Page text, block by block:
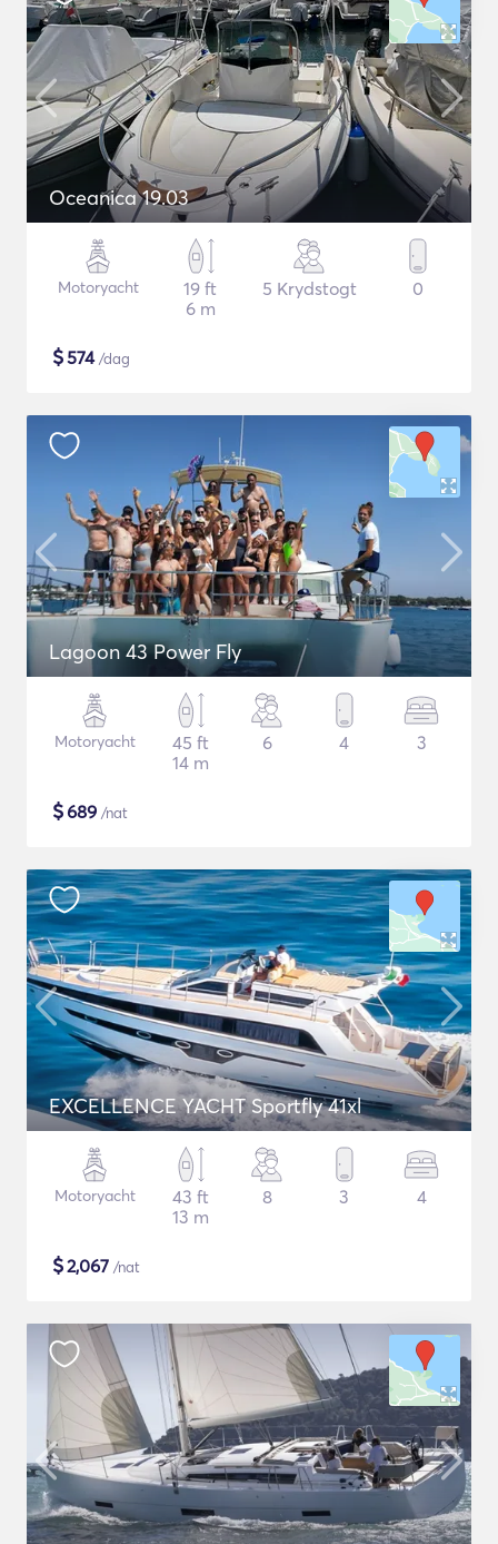
Oceanica 19.03
Motoryacht
19 ft
6 m
5 Krydstogt 0
$574/dag
Lagoon 43 Power Fly
Motoryacht
45 ft
14 m
6 4 3
$689 /nat
EXCELLENCE YACHT Sportfly 41xl
Motoryacht
43 ft
13 m
8 3 4
$2,067 /nat